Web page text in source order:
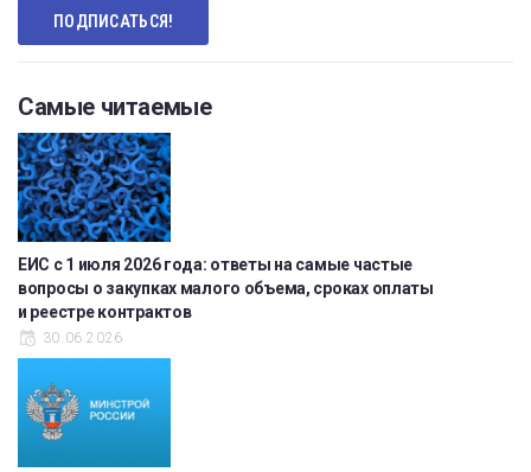
Самые читаемые
ЕИС с 1 июля 2026 года: ответы на самые частые
вопросы о закупках малого объема, сроках оплаты
и реестре контрактов
30.06.2026